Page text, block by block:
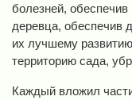
болезней,
деревца, обеспечив
их лучшему
территорию сада,
Каждый вложил